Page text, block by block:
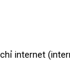
internet